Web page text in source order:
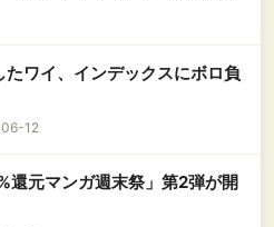
たワイ、インデックスにボロ負
06-12
元マンガ週末祭」第2弾が開